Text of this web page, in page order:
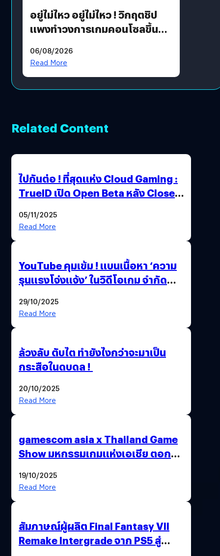
อยู่ไม่ไหว อยู่ไม่ไหว ! วิกฤตชิป
แพงทำวงการเกมคอนโซลขึ้น
?
06/08/2026
Read More
Related Content
ไปกันต่อ ! ที่สุดแห่ง Cloud Gaming :
TrueID เปิด Open Beta หลัง Close
Thailand Game Show 2025 ทะลุ 15
ล้านครั้ง
05/11/2025
Read More
YouTube คุมเข้ม ! แบนเนื้อหา ‘ความ
รุนแรงโจ่งแจ้ง’ ในวิดีโอเกม จำกัด
29/10/2025
Read More
ล้วงลับ ตับไต ทำยังไงกว่าจะมาเป็น
กระสือในดบดล !
20/10/2025
Read More
gamescom asia x Thailand Game
Show มหกรรมเกมแห่งเอเชีย ตอกย้ำ
พาณิชย์ร่วมชูความสำเร็จ
19/10/2025
Read More
สัมภาษณ์ผู้ผลิต Final Fantasy VII
Remake Intergrade จาก PS5 สู่